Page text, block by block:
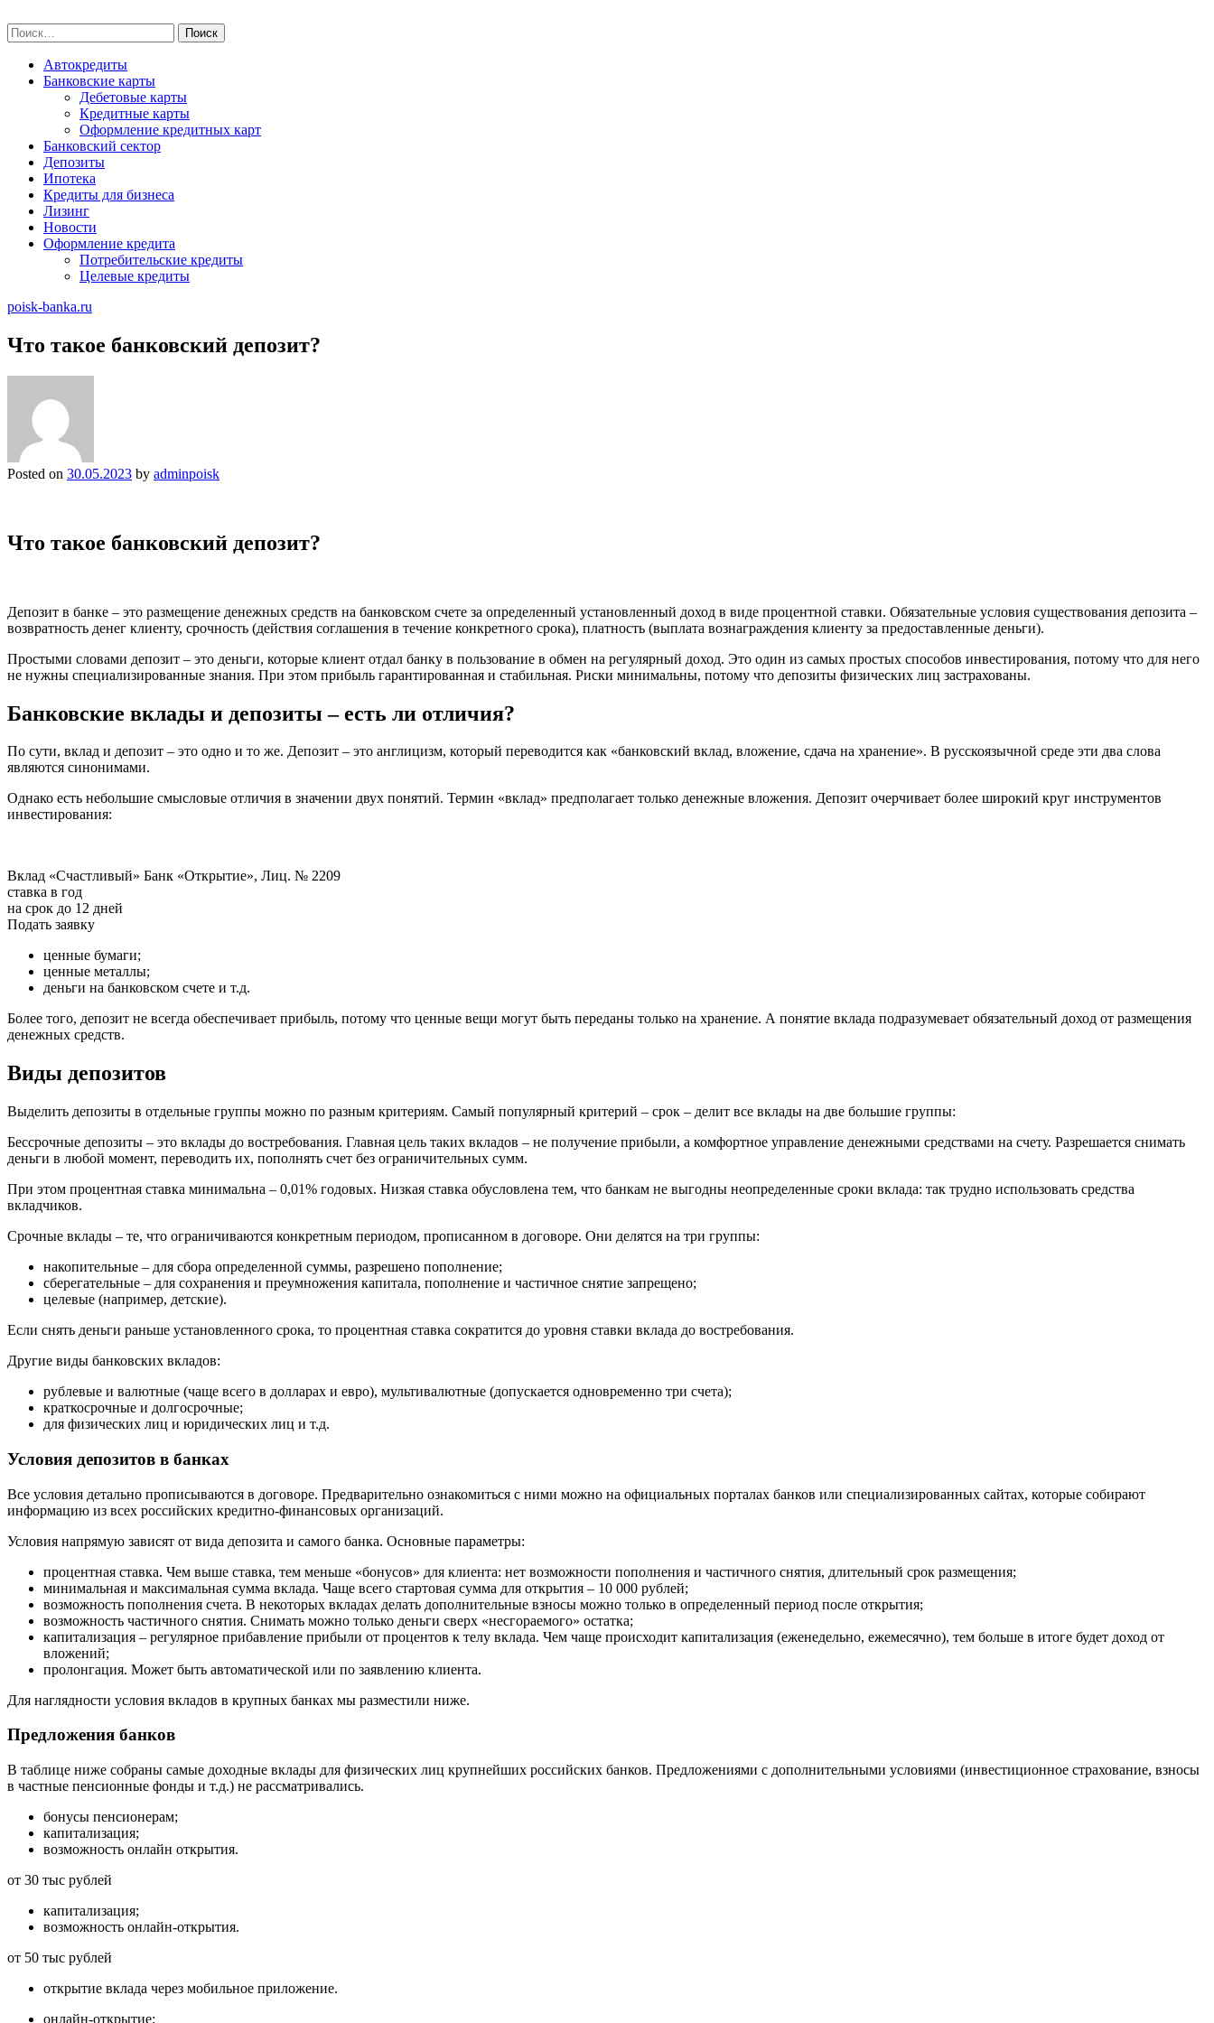
to
content
Найти:
Автокредиты
Банковские карты
Дебетовые карты
Кредитные карты
Оформление кредитных карт
Банковский сектор
Депозиты
Ипотека
Кредиты для бизнеса
Лизинг
Новости
Оформление кредита
Потребительские кредиты
Целевые кредиты
poisk-banka.ru
Что такое банковский депозит?
Posted on 30.05.2023 by adminpoisk
Что такое банковский депозит?
Депозит в банке – это размещение денежных средств на банковском счете за определенный установленный доход в виде процентной ставки. Обязательные условия существования депозита –
возвратность денег клиенту, срочность (действия соглашения в течение конкретного срока), платность (выплата вознаграждения клиенту за предоставленные деньги).
Простыми словами депозит – это деньги, которые клиент отдал банку в пользование в обмен на регулярный доход. Это один из самых простых способов инвестирования, потому что для него
не нужны специализированные знания. При этом прибыль гарантированная и стабильная. Риски минимальны, потому что депозиты физических лиц застрахованы.
Банковские вклады и депозиты – есть ли отличия?
По сути, вклад и депозит – это одно и то же. Депозит – это англицизм, который переводится как «банковский вклад, вложение, сдача на хранение». В русскоязычной среде эти два слова
являются синонимами.
Однако есть небольшие смысловые отличия в значении двух понятий. Термин «вклад» предполагает только денежные вложения. Депозит очерчивает более широкий круг инструментов
инвестирования:
Вклад «Счастливый» Банк «Открытие», Лиц. № 2209
ставка в год
на срок до 12 дней
Подать заявку
ценные бумаги;
ценные металлы;
деньги на банковском счете и т.д.
Более того, депозит не всегда обеспечивает прибыль, потому что ценные вещи могут быть переданы только на хранение. А понятие вклада подразумевает обязательный доход от размещения
денежных средств.
Виды депозитов
Выделить депозиты в отдельные группы можно по разным критериям. Самый популярный критерий – срок – делит все вклады на две большие группы:
Бессрочные депозиты – это вклады до востребования. Главная цель таких вкладов – не получение прибыли, а комфортное управление денежными средствами на счету. Разрешается снимать
деньги в любой момент, переводить их, пополнять счет без ограничительных сумм.
При этом процентная ставка минимальна – 0,01% годовых. Низкая ставка обусловлена тем, что банкам не выгодны неопределенные сроки вклада: так трудно использовать средства
вкладчиков.
Срочные вклады – те, что ограничиваются конкретным периодом, прописанном в договоре. Они делятся на три группы:
накопительные – для сбора определенной суммы, разрешено пополнение;
сберегательные – для сохранения и преумножения капитала, пополнение и частичное снятие запрещено;
целевые (например, детские).
Если снять деньги раньше установленного срока, то процентная ставка сократится до уровня ставки вклада до востребования.
Другие виды банковских вкладов:
рублевые и валютные (чаще всего в долларах и евро), мультивалютные (допускается одновременно три счета);
краткосрочные и долгосрочные;
для физических лиц и юридических лиц и т.д.
Условия депозитов в банках
Все условия детально прописываются в договоре. Предварительно ознакомиться с ними можно на официальных порталах банков или специализированных сайтах, которые собирают
информацию из всех российских кредитно-финансовых организаций.
Условия напрямую зависят от вида депозита и самого банка. Основные параметры:
процентная ставка. Чем выше ставка, тем меньше «бонусов» для клиента: нет возможности пополнения и частичного снятия, длительный срок размещения;
минимальная и максимальная сумма вклада. Чаще всего стартовая сумма для открытия – 10 000 рублей;
возможность пополнения счета. В некоторых вкладах делать дополнительные взносы можно только в определенный период после открытия;
возможность частичного снятия. Снимать можно только деньги сверх «несгораемого» остатка;
капитализация – регулярное прибавление прибыли от процентов к телу вклада. Чем чаще происходит капитализация (еженедельно, ежемесячно), тем больше в итоге будет доход от
вложений;
пролонгация. Может быть автоматической или по заявлению клиента.
Для наглядности условия вкладов в крупных банках мы разместили ниже.
Предложения банков
В таблице ниже собраны самые доходные вклады для физических лиц крупнейших российских банков. Предложениями с дополнительными условиями (инвестиционное страхование, взносы
в частные пенсионные фонды и т.д.) не рассматривались.
бонусы пенсионерам;
капитализация;
возможность онлайн открытия.
от 30 тыс рублей
капитализация;
возможность онлайн-открытия.
от 50 тыс рублей
открытие вклада через мобильное приложение.
онлайн-открытие;